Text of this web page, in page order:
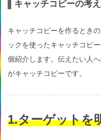
キャッチコピーの考
キャッチコピーを作るとき
ックを使ったキャッチコピ
個紹介します。伝えたい人
がキャッチコピーです。
1.ターゲットを